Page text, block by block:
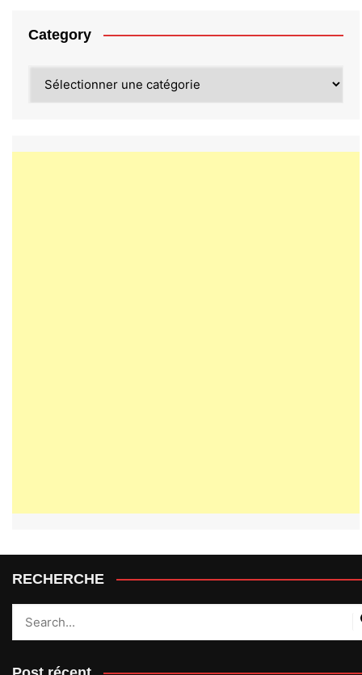
Category
RECHERCHE